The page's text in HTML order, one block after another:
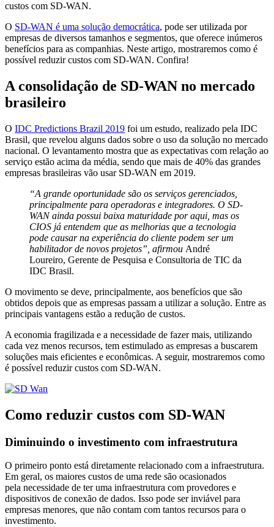
custos com SD-WAN.
O SD-WAN é uma solução democrática, pode ser utilizada por
empresas de diversos tamanhos e segmentos, que oferece inúmeros
benefícios para as companhias. Neste artigo, mostraremos como é
possível reduzir custos com SD-WAN. Confira!
A consolidação de SD-WAN no mercado
brasileiro
O IDC Predictions Brazil 2019 foi um estudo, realizado pela IDC
Brasil, que revelou alguns dados sobre o uso da solução no mercado
nacional. O levantamento mostra que as expectativas com relação ao
serviço estão acima da média, sendo que mais de 40% das grandes
empresas brasileiras vão usar SD-WAN em 2019.
“A grande oportunidade são os serviços gerenciados,
principalmente para operadoras e integradores. O SD-
WAN ainda possui baixa maturidade por aqui, mas os
CIOS já entendem que as melhorias que a tecnologia
pode causar na experiência do cliente podem ser um
habilitador de novos projetos”, afirmou André
Loureiro, Gerente de Pesquisa e Consultoria de TIC da
IDC Brasil.
O movimento se deve, principalmente, aos benefícios que são
obtidos depois que as empresas passam a utilizar a solução. Entre as
principais vantagens estão a redução de custos.
A economia fragilizada e a necessidade de fazer mais, utilizando
cada vez menos recursos, tem estimulado as empresas a buscarem
soluções mais eficientes e econômicas. A seguir, mostraremos como
é possível reduzir custos com SD-WAN.
Como reduzir custos com SD-WAN
Diminuindo o investimento com infraestrutura
O primeiro ponto está diretamente relacionado com a infraestrutura.
Em geral, os maiores custos de uma rede são ocasionados
pela necessidade de ter uma infraestrutura com provedores e
dispositivos de conexão de dados. Isso pode ser inviável para
empresas menores, que não contam com tantos recursos para o
investimento.